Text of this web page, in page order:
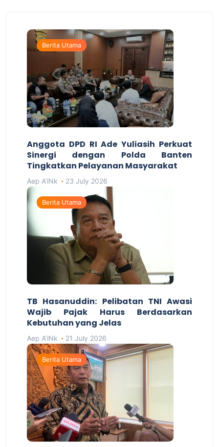
Berita Utama
Anggota DPD RI Ade Yuliasih Perkuat
Sinergi dengan Polda Banten
Tingkatkan Pelayanan Masyarakat
Aep A'iNk 23 July 2026
Berita Utama
TB Hasanuddin: Pelibatan TNI Awasi
Wajib Pajak Harus Berdasarkan
Kebutuhan yang Jelas
Aep A'iNk 21 July 2026
Berita Utama